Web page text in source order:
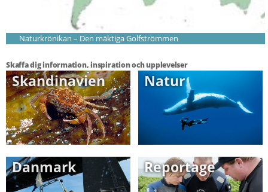
Naturkrönikan – Den mäktiga Golfströmmen
Skaffa dig information, inspiration och upplevelser
Skandinavien Natur
Danmark Reportage